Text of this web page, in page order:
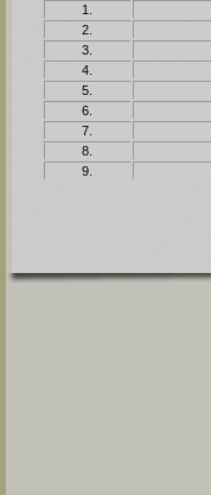
1.
2.
3.
4.
5.
6.
7.
8.
9.